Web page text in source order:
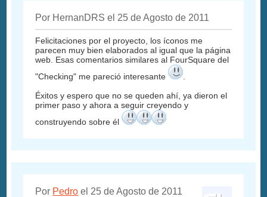
Por HernanDRS el 25 de Agosto de 2011
Felicitaciones por el proyecto, los íconos me
parecen muy bien elaborados al igual que la página
web. Esas comentarios similares al FourSquare del
"Checking" me pareció interesante
Éxitos y espero que no se queden ahí, ya dieron el
primer paso y ahora a seguir creyendo y
construyendo sobre él
Por Pedro el 25 de Agosto de 2011